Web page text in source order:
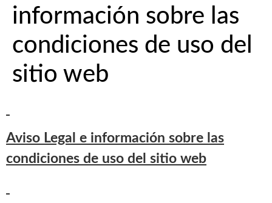
información sobre las
condiciones de uso del
sitio web
Aviso Legal e información sobre las
condiciones de uso del sitio web